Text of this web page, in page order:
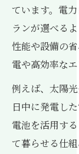
ています。電
ランが選べる
性能や設備の
電や高効率な
例えば、太陽
日中に発電し
電池を活用す
て暮らせる仕